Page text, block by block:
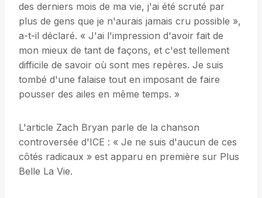
des derniers mois de ma vie, j'ai été scruté par
plus de gens que je n'aurais jamais cru possible »,
a-t-il déclaré. « J'ai l'impression d'avoir fait de
mon mieux de tant de façons, et c'est tellement
difficile de savoir où sont mes repères. Je suis
tombé d'une falaise tout en imposant de faire
pousser des ailes en même temps. »
L'article Zach Bryan parle de la chanson
controversée d'ICE : « Je ne suis d'aucun de ces
côtés radicaux » est apparu en première sur Plus
Belle La Vie.